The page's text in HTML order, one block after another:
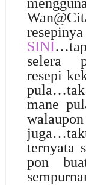
SINI
selera
resepi
pula…tak
mane
ternyata
pon